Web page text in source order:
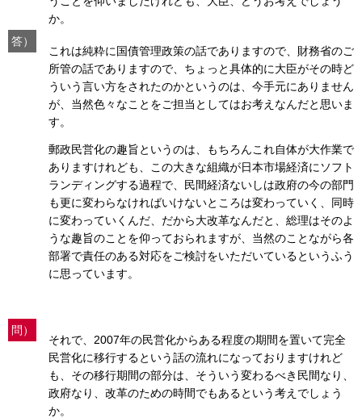
か。
答）
これは純粋に国債管理政策の話でありますので、財務省のご
所管の話でありますので、ちょっと具体的に大臣がその時ど
ういう言い方をされたのかというのは、今手元にありません
が、当然色々なことをご担当としてはお考えなんだと思いま
す。
郵政民営化の趣旨というのは、もちろんこれ自体が大作業で
ありますけれども、この大きな組織が日本市場経済にソフト
ランディングする過程で、民間経済ないしは政府の今の部門
も更に変わらなければいけないところは変わっていく、同時
に変わっていくんだ、だから大改革なんだと、総理はそのよ
うな趣旨のことを仰っておられますが、当然のことながら各
部署で責任のある対応をご検討をいただいているというふう
に思っています。
問）
それで、2007年の民営化からある程度の期間を置いて完全
民営化に移行するという話の流れになっておりますけれど
も、その移行期間の部分は、そういう変わるべき民間なり、
政府なり、改革のための時間でもあるという考えでしょう
か。